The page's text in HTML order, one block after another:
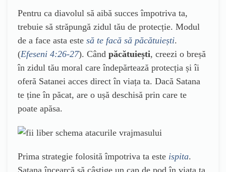
Pentru ca diavolul să aibă succes împotriva ta,
trebuie să străpungă zidul tău de protecție. Modul
de a face asta este să te facă să păcătuiești.
(Efeseni 4:26-27). Când păcătuiești, creezi o breșă
în zidul tău moral care îndepărtează protecția și îi
oferă Satanei acces direct în viața ta. Dacă Satana
te ține în păcat, are o ușă deschisă prin care te
poate apăsa.
Prima strategie folosită împotriva ta este ispita.